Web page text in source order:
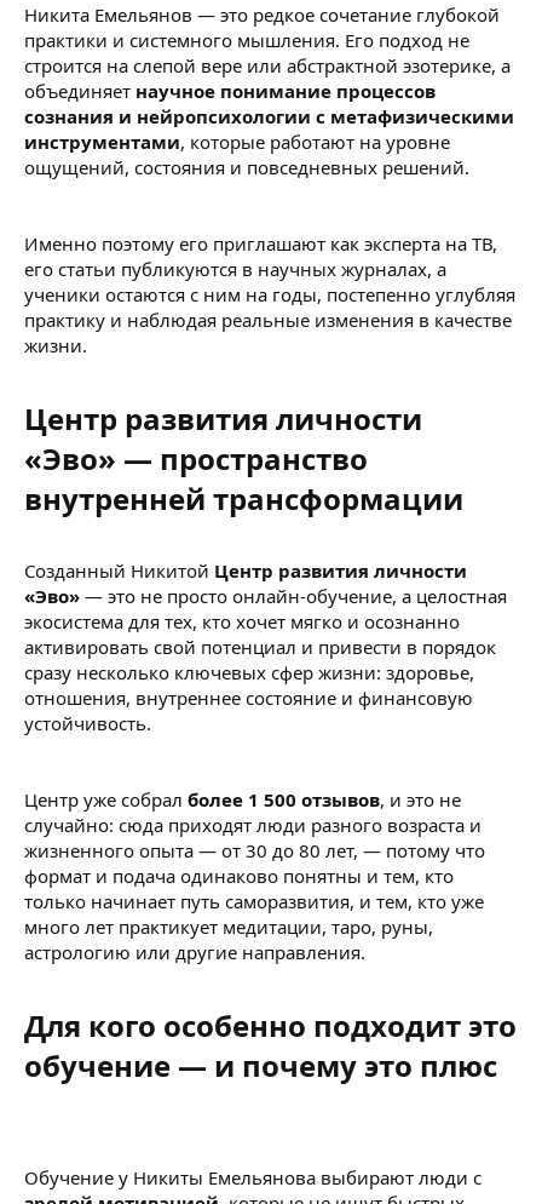
Никита Емельянов — это редкое сочетание глубокой
практики и системного мышления. Его подход не
строится на слепой вере или абстрактной эзотерике, а
объединяет научное понимание процессов
сознания и нейропсихологии с метафизическими
инструментами, которые работают на уровне
ощущений, состояния и повседневных решений.
Именно поэтому его приглашают как эксперта на ТВ,
его статьи публикуются в научных журналах, а
ученики остаются с ним на годы, постепенно углубляя
практику и наблюдая реальные изменения в качестве
жизни.
Центр развития личности
«Эво» — пространство
внутренней трансформации​
Созданный Никитой Центр развития личности
«Эво» — это не просто онлайн-обучение, а целостная
экосистема для тех, кто хочет мягко и осознанно
активировать свой потенциал и привести в порядок
сразу несколько ключевых сфер жизни: здоровье,
отношения, внутреннее состояние и финансовую
устойчивость.
Центр уже собрал более 1 500 отзывов, и это не
случайно: сюда приходят люди разного возраста и
жизненного опыта — от 30 до 80 лет, — потому что
формат и подача одинаково понятны и тем, кто
только начинает путь саморазвития, и тем, кто уже
много лет практикует медитации, таро, руны,
астрологию или другие направления.
Для кого особенно подходит это
обучение — и почему это плюс​
Обучение у Никиты Емельянова выбирают люди с